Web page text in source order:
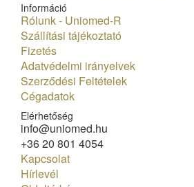
Információ
Rólunk - Uniomed-R
Szállítási tájékoztató
Fizetés
Adatvédelmi irányelvek
Szerződési Feltételek
Cégadatok
Elérhetőség
info@uniomed.hu
+36 20 801 4054
Kapcsolat
Hírlevél